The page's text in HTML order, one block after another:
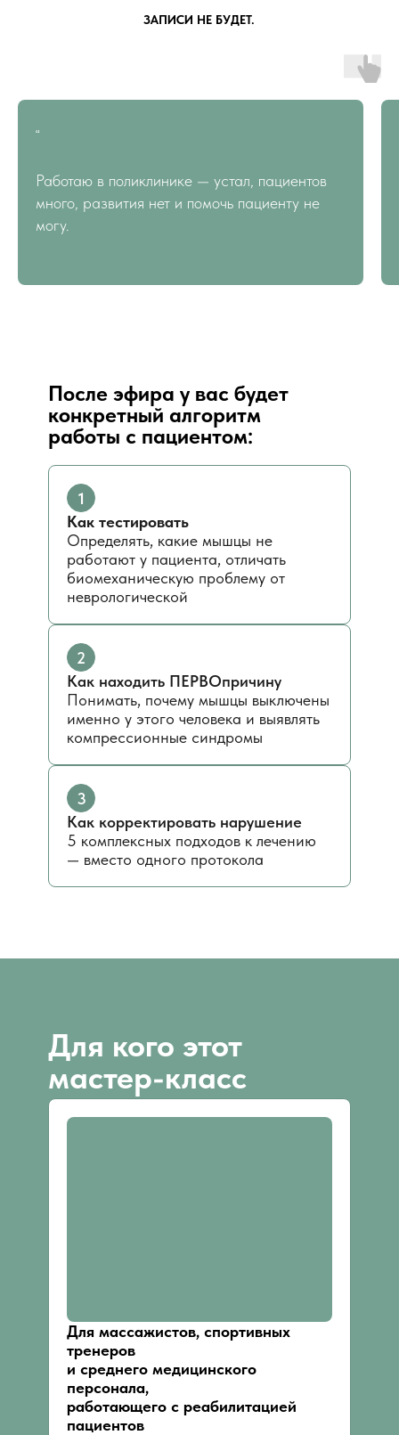
ЗАПИСИ НЕ БУДЕТ.
“
Работаю в поликлинике — устал, пациентов
много, развития нет и помочь пациенту не
могу.
После эфира у вас будет
конкретный алгоритм
работы с пациентом:
1
Как тестировать
Определять, какие мышцы не
работают у пациента, отличать
биомеханическую проблему от
неврологической
2
Как находить ПЕРВОпричину
Понимать, почему мышцы выключены
именно у этого человека и выявлять
компрессионные синдромы
3
Как корректировать нарушение
5 комплексных подходов к лечению
— вместо одного протокола
Для кого этот
мастер-класс
Для массажистов, спортивных
тренеров
и среднего медицинского
персонала,
работающего с реабилитацией
пациентов